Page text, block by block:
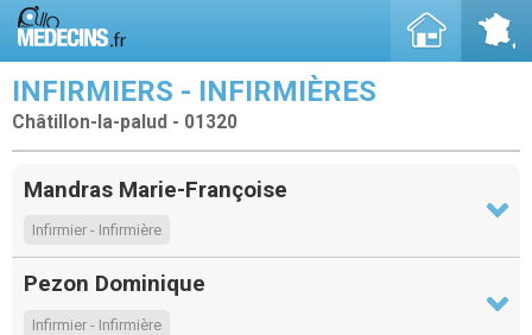
INFIRMIERS - INFIRMIÈRES
Châtillon-la-palud - 01320
Mandras Marie-Françoise
Infirmier - Infirmière
Pezon Dominique
Infirmier - Infirmière